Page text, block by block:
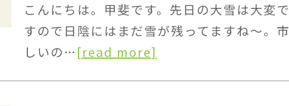
こんにちは。甲斐です。先日の大雪は大変
すので日陰にはまだ雪が残ってますね～。
しいの… [read more]